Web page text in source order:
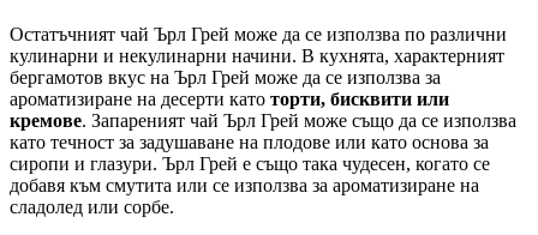
Остатъчният чай Ърл Грей може да се използва по различни
кулинарни и некулинарни начини. В кухнята, характерният
бергамотов вкус на Ърл Грей може да се използва за
ароматизиране на десерти като торти, бисквити или
кремове. Запареният чай Ърл Грей може също да се използва
като течност за задушаване на плодове или като основа за
сиропи и глазури. Ърл Грей е също така чудесен, когато се
добавя към смутита или се използва за ароматизиране на
сладолед или сорбе.